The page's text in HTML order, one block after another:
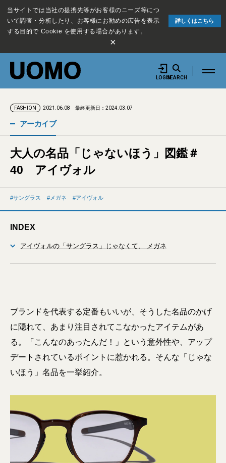
当サイトでは当社の提携先等がお客様のニーズ等につ
いて調査・分析したり、お客様にお勧めの広告を表示
する目的で Cookie を使用する場合があります。
詳しくはこちら
×
LOGINSEARCH
FASHION 2021.06.08 最終更新日：2024.03.07
アーカイブ
大人の名品「じゃないほう」図鑑＃
40 アイヴォル
サングラス メガネ アイヴォル
INDEX
アイヴォルの「サングラス」じゃなくて、 メガネ
ブランドを代表する定番もいいが、そうした名品のかげ
に隠れて、あまり注目されてこなかったアイテムがあ
る。「こんなのあったんだ！」という意外性や、アップ
デートされているポイントに惹かれる。そんな「じゃな
いほう」名品を一挙紹介。